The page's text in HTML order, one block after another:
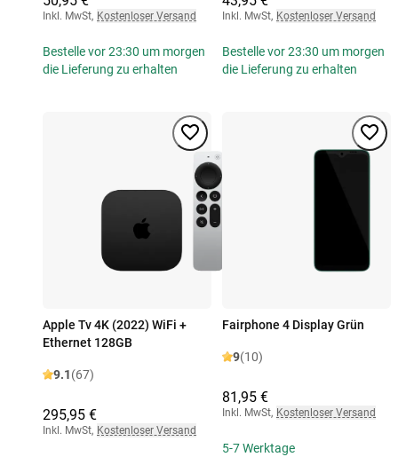
Inkl. MwSt, Kostenloser Versand
Bestelle vor 23:30 um morgen
die Lieferung zu erhalten
Inkl. MwSt, Kostenloser Versand
Bestelle vor 23:30 um morgen
die Lieferung zu erhalten
Apple Tv 4K (2022) WiFi +
Ethernet 128GB
9.1(67)
295,95 €
Inkl. MwSt, Kostenloser Versand
Fairphone 4 Display Grün
9(10)
81,95 €
Inkl. MwSt, Kostenloser Versand
5-7 Werktage